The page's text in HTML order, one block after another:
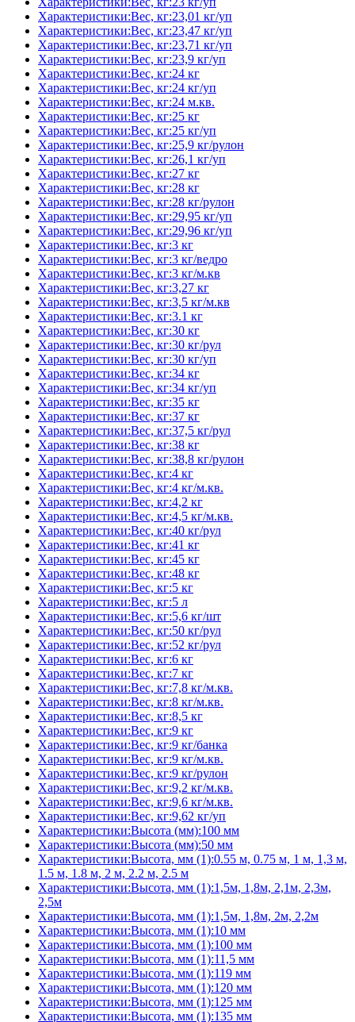
Характеристики:Вес, кг:23,01 кг/уп
Характеристики:Вес, кг:23,47 кг/уп
Характеристики:Вес, кг:23,71 кг/уп
Характеристики:Вес, кг:23,9 кг/уп
Характеристики:Вес, кг:24 кг
Характеристики:Вес, кг:24 кг/уп
Характеристики:Вес, кг:24 м.кв.
Характеристики:Вес, кг:25 кг
Характеристики:Вес, кг:25 кг/уп
Характеристики:Вес, кг:25,9 кг/рулон
Характеристики:Вес, кг:26,1 кг/уп
Характеристики:Вес, кг:27 кг
Характеристики:Вес, кг:28 кг
Характеристики:Вес, кг:28 кг/рулон
Характеристики:Вес, кг:29,95 кг/уп
Характеристики:Вес, кг:29,96 кг/уп
Характеристики:Вес, кг:3 кг
Характеристики:Вес, кг:3 кг/ведро
Характеристики:Вес, кг:3 кг/м.кв
Характеристики:Вес, кг:3,27 кг
Характеристики:Вес, кг:3,5 кг/м.кв
Характеристики:Вес, кг:3.1 кг
Характеристики:Вес, кг:30 кг
Характеристики:Вес, кг:30 кг/рул
Характеристики:Вес, кг:30 кг/уп
Характеристики:Вес, кг:34 кг
Характеристики:Вес, кг:34 кг/уп
Характеристики:Вес, кг:35 кг
Характеристики:Вес, кг:37 кг
Характеристики:Вес, кг:37,5 кг/рул
Характеристики:Вес, кг:38 кг
Характеристики:Вес, кг:38,8 кг/рулон
Характеристики:Вес, кг:4 кг
Характеристики:Вес, кг:4 кг/м.кв.
Характеристики:Вес, кг:4,2 кг
Характеристики:Вес, кг:4,5 кг/м.кв.
Характеристики:Вес, кг:40 кг/рул
Характеристики:Вес, кг:41 кг
Характеристики:Вес, кг:45 кг
Характеристики:Вес, кг:48 кг
Характеристики:Вес, кг:5 кг
Характеристики:Вес, кг:5 л
Характеристики:Вес, кг:5,6 кг/шт
Характеристики:Вес, кг:50 кг/рул
Характеристики:Вес, кг:52 кг/рул
Характеристики:Вес, кг:6 кг
Характеристики:Вес, кг:7 кг
Характеристики:Вес, кг:7,8 кг/м.кв.
Характеристики:Вес, кг:8 кг/м.кв.
Характеристики:Вес, кг:8,5 кг
Характеристики:Вес, кг:9 кг
Характеристики:Вес, кг:9 кг/банка
Характеристики:Вес, кг:9 кг/м.кв.
Характеристики:Вес, кг:9 кг/рулон
Характеристики:Вес, кг:9,2 кг/м.кв.
Характеристики:Вес, кг:9,6 кг/м.кв.
Характеристики:Вес, кг:9,62 кг/уп
Характеристики:Высота (мм):100 мм
Характеристики:Высота (мм):50 мм
Характеристики:Высота, мм (1):0.55 м, 0.75 м, 1 м, 1,3 м,
1.5 м, 1.8 м, 2 м, 2.2 м, 2.5 м
Характеристики:Высота, мм (1):1,5м, 1,8м, 2,1м, 2,3м,
2,5м
Характеристики:Высота, мм (1):1,5м, 1,8м, 2м, 2,2м
Характеристики:Высота, мм (1):10 мм
Характеристики:Высота, мм (1):100 мм
Характеристики:Высота, мм (1):11,5 мм
Характеристики:Высота, мм (1):119 мм
Характеристики:Высота, мм (1):120 мм
Характеристики:Высота, мм (1):125 мм
Характеристики:Высота, мм (1):135 мм